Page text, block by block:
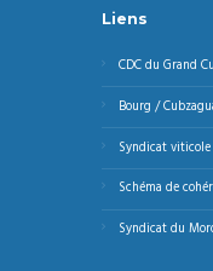
Liens
CDC du Grand
Bourg /
Syndicat viticole
Schéma de
Syndicat du